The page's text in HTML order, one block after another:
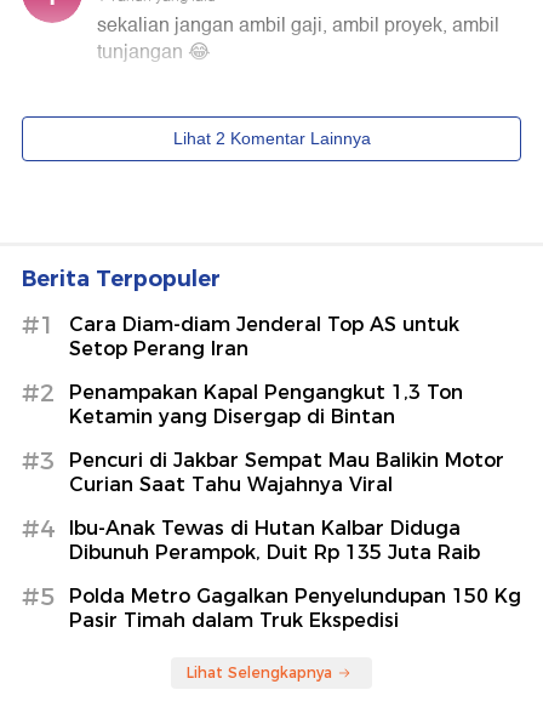
Berita Terpopuler
#1
Cara Diam-diam Jenderal Top AS untuk
Setop Perang Iran
#2
Penampakan Kapal Pengangkut 1,3 Ton
Ketamin yang Disergap di Bintan
#3
Pencuri di Jakbar Sempat Mau Balikin Motor
Curian Saat Tahu Wajahnya Viral
#4
Ibu-Anak Tewas di Hutan Kalbar Diduga
Dibunuh Perampok, Duit Rp 135 Juta Raib
#5
Polda Metro Gagalkan Penyelundupan 150 Kg
Pasir Timah dalam Truk Ekspedisi
Lihat Selengkapnya